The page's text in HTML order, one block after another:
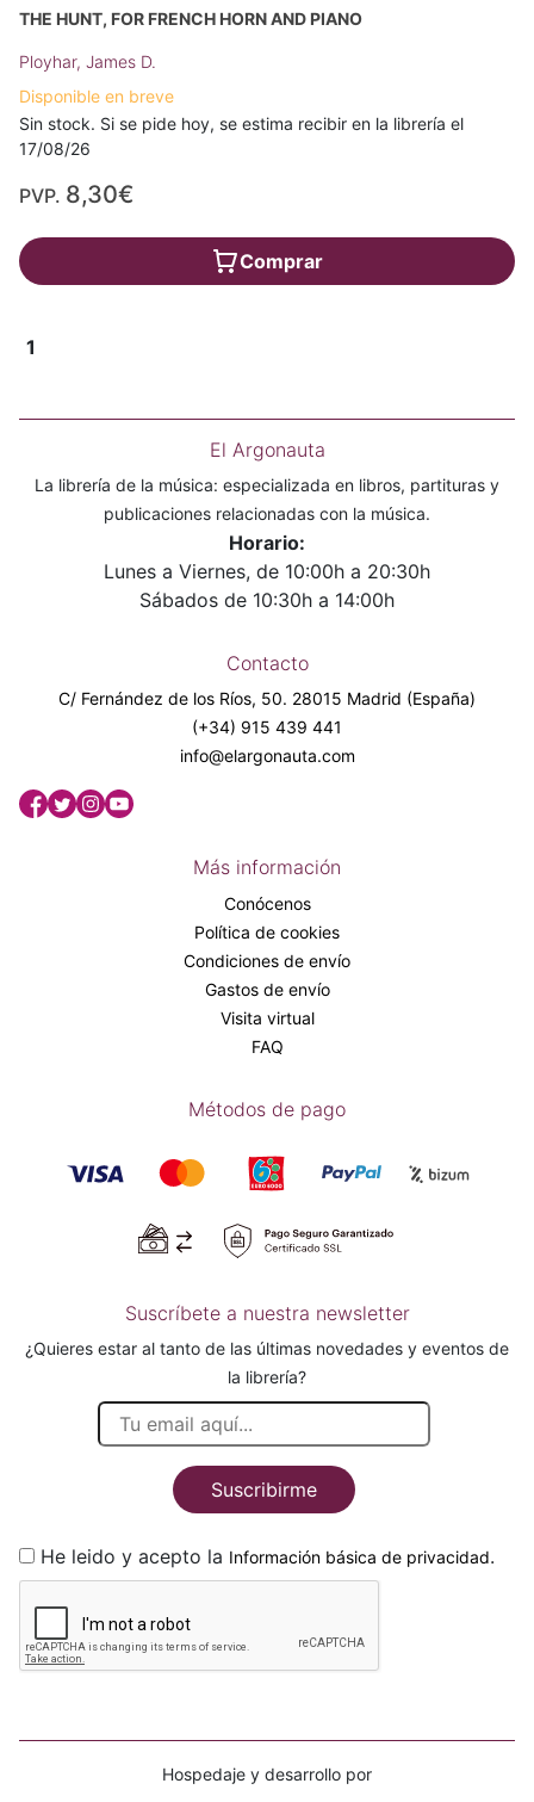
THE HUNT, FOR FRENCH HORN AND PIANO
Ployhar, James D.
Disponible en breve
Sin stock. Si se pide hoy, se estima recibir en la librería el
17/08/26
PVP. 8,30€
Comprar
1
El Argonauta
La librería de la música: especializada en libros, partituras y
publicaciones relacionadas con la música.
Horario:
Lunes a Viernes, de 10:00h a 20:30h
Sábados de 10:30h a 14:00h
Contacto
C/ Fernández de los Ríos, 50. 28015 Madrid (España)
(+34) 915 439 441
info@elargonauta.com
Más información
Conócenos
Política de cookies
Condiciones de envío
Gastos de envío
Visita virtual
FAQ
Métodos de pago
Suscríbete a nuestra newsletter
¿Quieres estar al tanto de las últimas novedades y eventos de
la librería?
Suscribirme
He leido y acepto la Información básica de privacidad.
Hospedaje y desarrollo por